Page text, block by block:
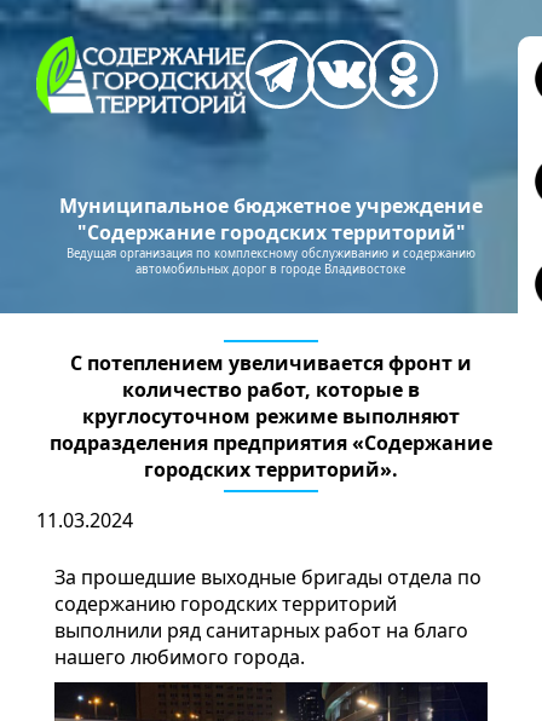
Муниципальное бюджетное учреждение
"Содержание городских территорий"
Ведущая организация по комплексному обслуживанию и содержанию
автомобильных дорог в городе Владивостоке
С потеплением увеличивается фронт и
количество работ, которые в
круглосуточном режиме выполняют
подразделения предприятия «Содержание
городских территорий».
11.03.2024
За прошедшие выходные бригады отдела по
содержанию городских территорий
выполнили ряд санитарных работ на благо
нашего любимого города.